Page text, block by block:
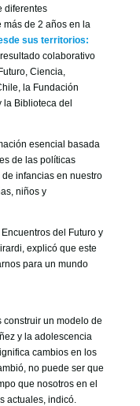
diferentes
de 2 años en la
sus territorios:
colaborativo
Ciencia,
la Fundación
la Biblioteca del
esencial basada
de las políticas
infancias en nuestro
niños y
del Futuro y
explicó que este
para un mundo
un modelo de
y la adolescencia
cambios en los
no puede ser que
que nosotros en el
actuales, indicó.